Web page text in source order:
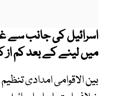
اسرائیل کی جانب سے
میں لینے کے بعد کم از کم 87 کارکنوں نے بھوک ہڑتال شروع
بین الاقوامی امدادی